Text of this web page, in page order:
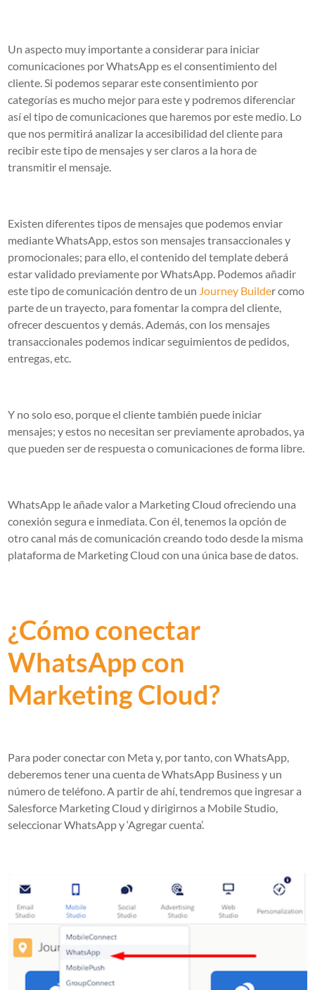
Un aspecto muy importante a considerar para iniciar
comunicaciones por WhatsApp es el consentimiento del
cliente. Si podemos separar este consentimiento por
categorías es mucho mejor para este y podremos diferenciar
así el tipo de comunicaciones que haremos por este medio. Lo
que nos permitirá analizar la accesibilidad del cliente para
recibir este tipo de mensajes y ser claros a la hora de
transmitir el mensaje.
Existen diferentes tipos de mensajes que podemos enviar
mediante WhatsApp, estos son mensajes transaccionales y
promocionales; para ello, el contenido del template deberá
estar validado previamente por WhatsApp. Podemos añadir
este tipo de comunicación dentro de un Journey Builder como
parte de un trayecto, para fomentar la compra del cliente,
ofrecer descuentos y demás. Además, con los mensajes
transaccionales podemos indicar seguimientos de pedidos,
entregas, etc.
Y no solo eso, porque el cliente también puede iniciar
mensajes; y estos no necesitan ser previamente aprobados, ya
que pueden ser de respuesta o comunicaciones de forma libre.
WhatsApp le añade valor a Marketing Cloud ofreciendo una
conexión segura e inmediata. Con él, tenemos la opción de
otro canal más de comunicación creando todo desde la misma
plataforma de Marketing Cloud con una única base de datos.
¿Cómo conectar
WhatsApp con
Marketing Cloud?
Para poder conectar con Meta y, por tanto, con WhatsApp,
deberemos tener una cuenta de WhatsApp Business y un
número de teléfono. A partir de ahí, tendremos que ingresar a
Salesforce Marketing Cloud y dirigirnos a Mobile Studio,
seleccionar WhatsApp y ‘Agregar cuenta’.